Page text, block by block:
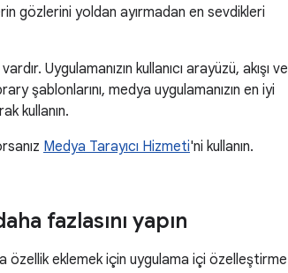
gözlerini yoldan ayırmadan en sevdikleri
Uygulamanızın kullanıcı arayüzü, akışı ve
şablonlarını, medya uygulamanızın en iyi
kullanın.
Medya Tarayıcı Hizmeti'ni kullanın.
fazlasını yapın
özellik eklemek için uygulama içi özelleştirme